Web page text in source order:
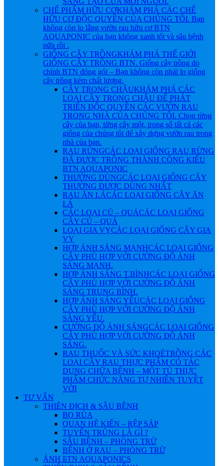
CHẾ PHẨM HỮU CƠKHÁM PHÁ CÁC CHẾ
HỮU CƠ ĐỘC QUYỀN CỦA CHÚNG TÔI. Bạn
không còn lo lắng vườn rau hữu cơ BTN
AQUAPONIC của bạn không xanh tốt và sâu bệnh
nữa rồi .
GIỐNG CÂY TRỒNGKHÁM PHÁ THẾ GIỚI
GIỐNG CÂY TRỒNG BTN. Giống cây trồng do
chính BTN đóng gói – Bạn không còn phải lo giống
cây trồng kém chất lượng.
CÂY TRONG CHẬUKHÁM PHÁ CÁC
LOẠI CÂY TRONG CHẬU ĐỂ PHÁT
TRIỂN ĐỘC QUYỀN CÁC VƯỜN RAU
TRONG NHÀ CỦA CHÚNG TÔI. Chọn từng
cây của bạn, từng cây một, trong số tất cả các
giống của chúng tôi để xây dựng vườn rau trong
nhà của bạn.
RAU RỪNGCÁC LOẠI GIỐNG RAU RỪNG
ĐÃ ĐƯỢC TRỒNG THÀNH CÔNG KIỂU
BTN AQUAPONIC
THƯỜNG DÙNGCÁC LOẠI GIỐNG CÂY
THƯỜNG ĐƯỢC DÙNG NHẤT
RAU ĂN LÁCÁC LOẠI GIỐNG CÂY ĂN
LÁ
CÁC LOẠI CỦ – QUẢCÁC LOẠI GIỐNG
CÂY CỦ – QUẢ
LOẠI GIA VỴCÁC LOẠI GIỐNG CÂY GIA
VỴ
HỢP ÁNH SÁNG MẠNHCÁC LOẠI GIỐNG
CÂY PHÙ HỢP VỚI CƯỜNG ĐỘ ÁNH
SÁNG MẠNH.
HỢP ÁNH SÁNG T.BÌNHCÁC LOẠI GIỐNG
CÂY PHÙ HỢP VỚI CƯỜNG ĐỘ ÁNH
SÁNG TRUNG BÌNH.
HỢP ÁNH SÁNG YẾUCÁC LOẠI GIỐNG
CÂY PHÙ HỢP VỚI CƯỜNG ĐỘ ÁNH
SÁNG YẾU.
CƯỜNG ĐỘ ÁNH SÁNGCÁC LOẠI GIỐNG
CÂY PHÙ HỢP VỚI CƯỜNG ĐỘ ÁNH
SÁNG.
RAU THUỐC VÀ SỨC KHOẺTRỒNG CÁC
LOẠI CÂY RAU THỰC PHẨM CÓ TÁC
DỤNG CHỮA BỆNH – MỘT TỦ THỰC
PHẨM CHỨC NĂNG TỰ NHIÊN TUYỆT
VỜI
TƯ VẤN
THIÊN ĐỊCH & SÂU BỆNH
BỌ RÙA
QUAN HỆ KIẾN – RỆP SÁP
TUYẾN TRÙNG LÀ GÌ ?
SÂU BỆNH – PHÒNG TRỪ
BỆNH Ở RAU – PHÒNG TRỪ
ẢNH БTN AQUAPONICS